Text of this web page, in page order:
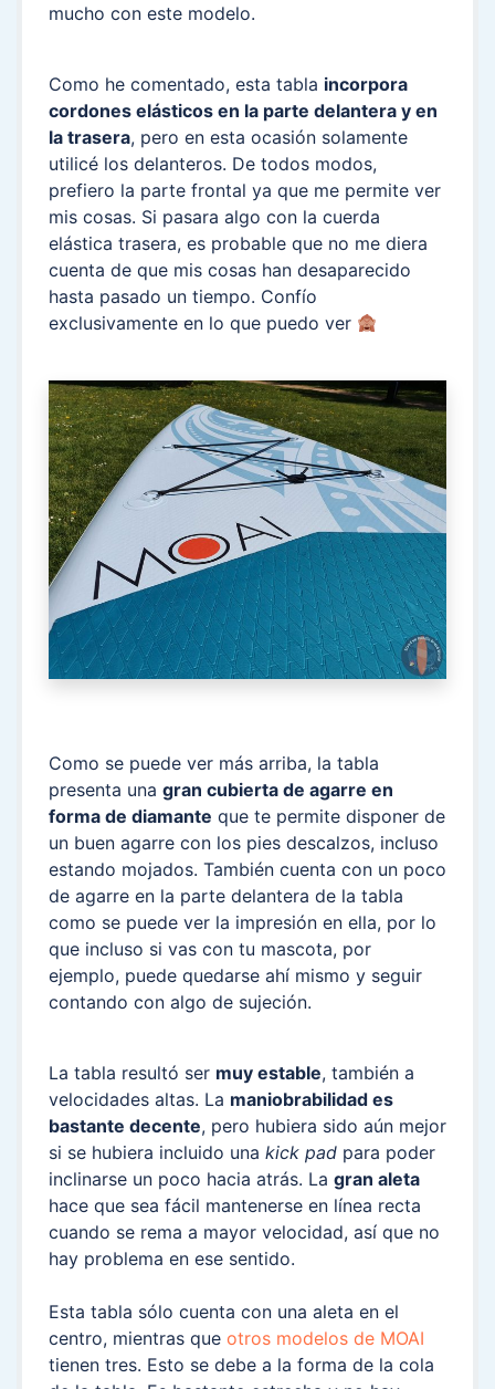
mucho con este modelo.
Como he comentado, esta tabla incorpora
cordones elásticos en la parte delantera y en
la trasera, pero en esta ocasión solamente
utilicé los delanteros. De todos modos,
prefiero la parte frontal ya que me permite ver
mis cosas. Si pasara algo con la cuerda
elástica trasera, es probable que no me diera
cuenta de que mis cosas han desaparecido
hasta pasado un tiempo. Confío
exclusivamente en lo que puedo ver
Como se puede ver más arriba, la tabla
presenta una gran cubierta de agarre en
forma de diamante que te permite disponer de
un buen agarre con los pies descalzos, incluso
estando mojados. También cuenta con un poco
de agarre en la parte delantera de la tabla
como se puede ver la impresión en ella, por lo
que incluso si vas con tu mascota, por
ejemplo, puede quedarse ahí mismo y seguir
contando con algo de sujeción.
La tabla resultó ser muy estable, también a
velocidades altas. La maniobrabilidad es
bastante decente, pero hubiera sido aún mejor
si se hubiera incluido una kick pad para poder
inclinarse un poco hacia atrás. La gran aleta
hace que sea fácil mantenerse en línea recta
cuando se rema a mayor velocidad, así que no
hay problema en ese sentido.
Esta tabla sólo cuenta con una aleta en el
centro, mientras que otros modelos de MOAI
tienen tres. Esto se debe a la forma de la cola